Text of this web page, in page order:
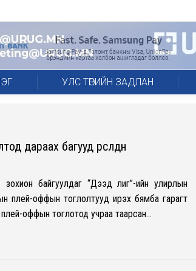
УЛС ТӨРИЙН ЗАДЛАН
дараах багууд өрсөлдөнө
зохион байгуулдаг “Дээд лиг”-ийн улирлын
плей-оффын тоглолтууд ирэх бямба гарагт
оффын тоглотод учраа таарсан…